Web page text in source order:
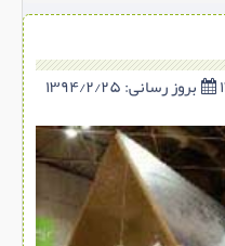
بروز رسانی: